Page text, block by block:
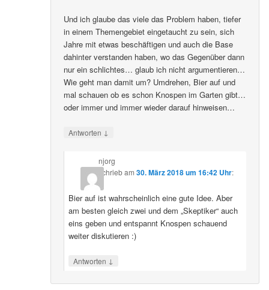
Und ich glaube das viele das Problem haben, tiefer
in einem Themengebiet eingetaucht zu sein, sich
Jahre mit etwas beschäftigen und auch die Base
dahinter verstanden haben, wo das Gegenüber dann
nur ein schlichtes… glaub ich nicht argumentieren…
Wie geht man damit um? Umdrehen, Bier auf und
mal schauen ob es schon Knospen im Garten gibt…
oder immer und immer wieder darauf hinweisen…
Antworten ↓
njorg
schriebam 30. März 2018 um 16:42 Uhr:
Bier auf ist wahrscheinlich eine gute Idee. Aber
am besten gleich zwei und dem „Skeptiker“ auch
eins geben und entspannt Knospen schauend
weiter diskutieren :)
Antworten ↓